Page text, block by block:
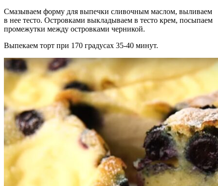
Смазываем форму для выпечки сливочным маслом, выливаем
в нее тесто. Островками выкладываем в тесто крем, посыпаем
промежутки между островками черникой.
Выпекаем торт при 170 градусах 35-40 минут.